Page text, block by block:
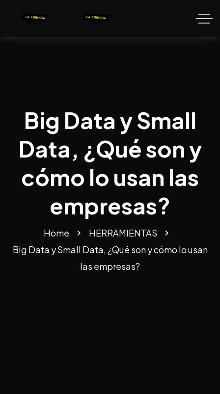
Big Data y Small
Data, ¿Qué son y
cómo lo usan las
empresas?
Home
HERRAMIENTAS
Big Data y Small Data, ¿Qué son y cómo lo usan
las empresas?